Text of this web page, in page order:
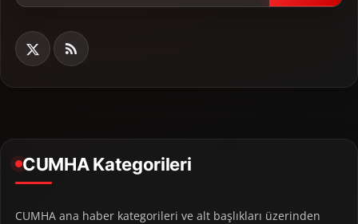
CUMHA Kategorileri
CUMHA ana haber kategorileri ve alt başlıkları üzerinden